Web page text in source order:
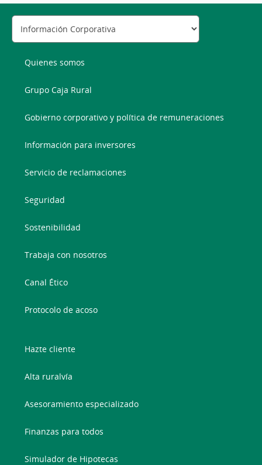
Quienes somos
Grupo Caja Rural
Gobierno corporativo y política de remuneraciones
Información para inversores
Servicio de reclamaciones
Seguridad
Sostenibilidad
Trabaja con nosotros
Canal Ético
Protocolo de acoso
Hazte cliente
Alta ruralvía
Asesoramiento especializado
Finanzas para todos
Simulador de Hipotecas